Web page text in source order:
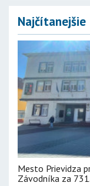
Najčítanejšie
Mesto Prievidza
Závodníka za